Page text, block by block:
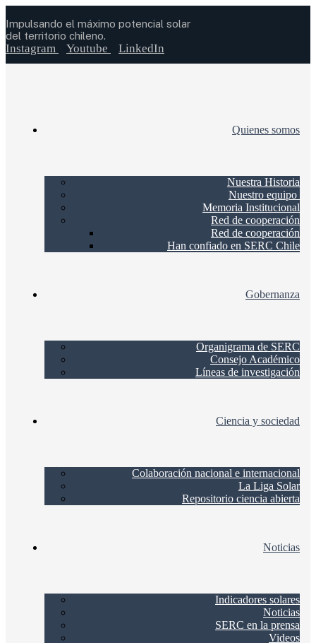
Impulsando el máximo potencial solar
del territorio chileno.
Instagram Youtube LinkedIn
Quienes somos
Nuestra Historia
Nuestro equipo
Memoria Institucional
Red de cooperación
Red de cooperación
Han confiado en SERC Chile
Gobernanza
Organigrama de SERC
Consejo Académico
Líneas de investigación
Ciencia y sociedad
Colaboración nacional e internacional
La Liga Solar
Repositorio ciencia abierta
Noticias
Indicadores solares
Noticias
SERC en la prensa
Videos